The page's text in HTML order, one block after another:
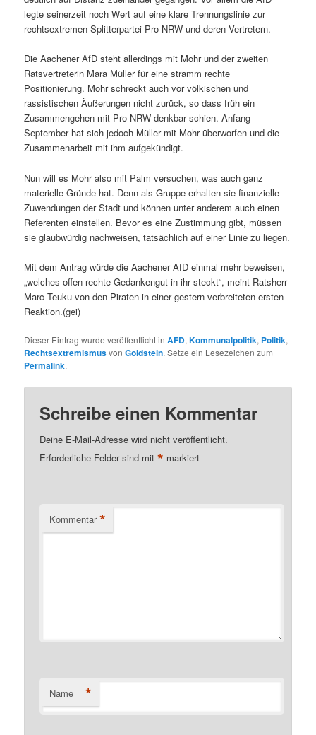
legte seinerzeit noch Wert auf eine klare Trennungslinie zur
rechtsextremen Splitterpartei Pro NRW und deren Vertretern.
Die Aachener AfD steht allerdings mit Mohr und der zweiten
Ratsvertreterin Mara Müller für eine stramm rechte
Positionierung. Mohr schreckt auch vor völkischen und
rassistischen Äußerungen nicht zurück, so dass früh ein
Zusammengehen mit Pro NRW denkbar schien. Anfang
September hat sich jedoch Müller mit Mohr überworfen und die
Zusammenarbeit mit ihm aufgekündigt.
Nun will es Mohr also mit Palm versuchen, was auch ganz
materielle Gründe hat. Denn als Gruppe erhalten sie finanzielle
Zuwendungen der Stadt und können unter anderem auch einen
Referenten einstellen. Bevor es eine Zustimmung gibt, müssen
sie glaubwürdig nachweisen, tatsächlich auf einer Linie zu liegen.
Mit dem Antrag würde die Aachener AfD einmal mehr beweisen,
„welches offen rechte Gedankengut in ihr steckt“, meint Ratsherr
Marc Teuku von den Piraten in einer gestern verbreiteten ersten
Reaktion.(gei)
Dieser Eintrag wurde veröffentlicht inAFD,Kommunalpolitik, Politik,
RechtsextremismusvonGoldstein. Setze ein Lesezeichen zum
Permalink.
Schreibe einen Kommentar
Deine E-Mail-Adresse wird nicht veröffentlicht.
Erforderliche Felder sind mit* markiert
Kommentar *
Name *